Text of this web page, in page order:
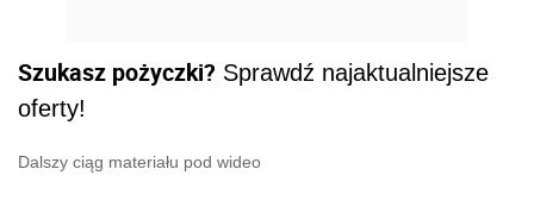
Szukasz pożyczki? Sprawdź najaktualniejsze
oferty!
Dalszy ciąg materiału pod wideo